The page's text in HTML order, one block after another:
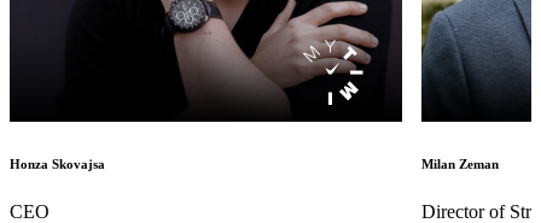
Honza Skovajsa
CEO
Milan Zeman
Director of